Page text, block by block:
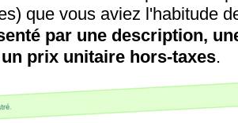
que vous aviez l'habitude
par une description,
prix unitaire hors-taxes.